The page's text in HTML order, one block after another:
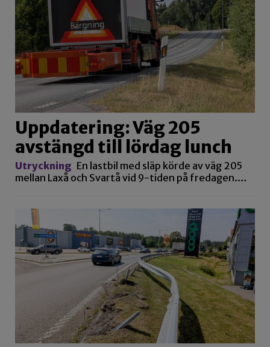
Uppdatering: Väg 205
avstängd till lördag lunch
Utryckning En lastbil med släp körde av väg 205
mellan Laxå och Svartå vid 9-tiden på fredagen.…